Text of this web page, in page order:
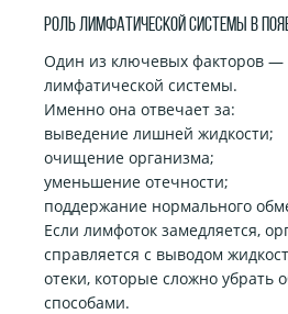
Роль лимфатической системы в
Один из ключевых факторов —
лимфатической системы.
Именно она отвечает за:
выведение лишней жидкости;
очищение организма;
уменьшение отечности;
поддержание нормального
Если лимфоток замедляется,
справляется с выводом
отеки, которые сложно убрать
способами.